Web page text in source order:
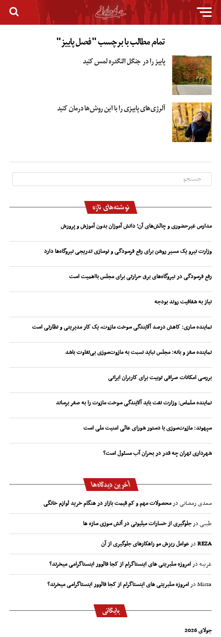
تمام مطالب با برچسب "فصل پاییز"
پاییز را در جنگل النگدره لمس کنید
آلرژی‌های پاییزی را با این روش‌ها درمان کنید
نوشته‌های تازه
مدارس غیرحضوری و چالش‌های آن؛ دانش آموزان بدون آموزش و پرورش
وزارت نیرو یک مسیر روشن برای رفع فرسودگی و نوسازی تدریجی نیروگاه‌ها دارد
رفع فرسودگی در نیروگاه‌های برق حرارتی برای مجلس بااهمیت است
نیاز به شفافیت روند بودجه
نماینده ساری: کاهش درصد آلایندگی سوخت مازوت، یک کار مدیریتی و نظارتی است
نماینده سقز و بانه: مجلس نباید نسبت به مازوت‌سوزی بی‌تفاوت باشد
بررسی امکانات صرافی توبیت برای کاربران ایرانی
نماینده سلماس: وزارت نفت باید آلایندگی سوخت مازوت را به صفر برساند
سپهوند:‌ مازوت‌سوزی با دستور شورای عالی امنیت ملی است
شهرداری تهران چه قدر در بحران آب مسئول است؟
آخرین دیدگاه‌ها
سعدی رمضانیدرمحصولات مهم و کم قیمت بازار در هنگام خرید لوازم خانگی
طیبیدرجلوگیری از خسارات میلیونی در آتش سوزی سازه ها
REZAدرعوامل ریزش مو راهکارهای جلوگیری از آن
غریبهدرامروزه سلبریتی های اینستاگرام از کجا فالوور اینستاگرامی میخرند؟
Mirzaدرامروزه سلبریتی های اینستاگرام از کجا فالوور اینستاگرامی میخرند؟
بایگانی
جولای 2026